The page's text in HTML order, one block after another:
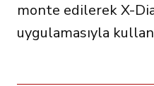
monte edilerek X-
uygulamasıyla